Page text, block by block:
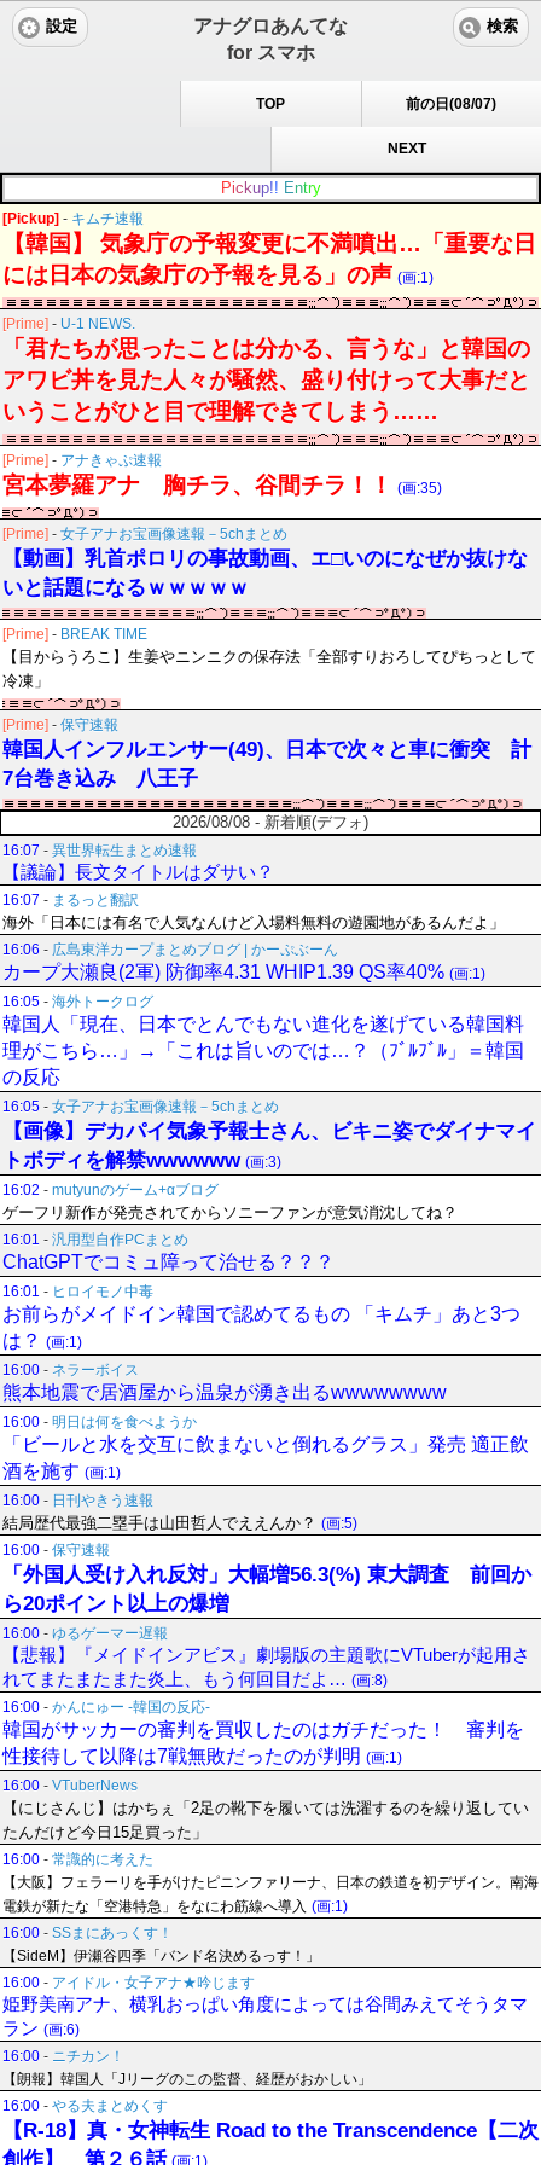
アナグロあんてな
for スマホ
設定 検索
TOP 前の日(08/07)
NEXT
Pic kup!! Entry
[Pickup] - キムチ速報
【韓国】 気象庁の予報変更に不満噴出…「重要な日
には日本の気象庁の予報を見る」の声 (画:1)
[Prime] - U-1 NEWS.
「君たちが思ったことは分かる、言うな」と韓国の
アワビ丼を見た人々が騒然、盛り付けって大事だと
いうことがひと目で理解できてしまう……
[Prime] - アナきゃぷ速報
宮本夢羅アナ 胸チラ、谷間チラ！！ (画:35)
[Prime] - 女子アナお宝画像速報－5chまとめ
【動画】乳首ポロリの事故動画、エ□いのになぜか抜けな
いと話題になるｗｗｗｗｗ
[Prime] - BREAK TIME
【目からうろこ】生姜やニンニクの保存法「全部すりおろしてぴちっとして
冷凍」
[Prime] - 保守速報
韓国人インフルエンサー(49)、日本で次々と車に衝突 計
7台巻き込み 八王子
2026/08/08 - 新着順(デフォ)
16:07 - 異世界転生まとめ速報
【議論】長文タイトルはダサい？
16:07 - まるっと翻訳
海外「日本には有名で人気なんけど入場料無料の遊園地があるんだよ」
16:06 - 広島東洋カープまとめブログ | かーぷぶーん
カープ大瀬良(2軍) 防御率4.31 WHIP1.39 QS率40% (画:1)
16:05 - 海外トークログ
韓国人「現在、日本でとんでもない進化を遂げている韓国料
理がこちら…」→「これは旨いのでは…？（ﾌﾞﾙﾌﾞﾙ」＝韓国
の反応
16:05 - 女子アナお宝画像速報－5chまとめ
【画像】デカパイ気象予報士さん、ビキニ姿でダイナマイ
トボディを解禁wwwwww (画:3)
16:02 - mutyunのゲーム+αブログ
ゲーフリ新作が発売されてからソニーファンが意気消沈してね？
16:01 - 汎用型自作PCまとめ
ChatGPTでコミュ障って治せる？？？
16:01 - ヒロイモノ中毒
お前らがメイドイン韓国で認めてるもの 「キムチ」あと3つ
は？ (画:1)
16:00 - ネラーボイス
熊本地震で居酒屋から温泉が湧き出るwwwwwwww
16:00 - 明日は何を食べようか
「ビールと水を交互に飲まないと倒れるグラス」発売 適正飲
酒を施す (画:1)
16:00 - 日刊やきう速報
結局歴代最強二塁手は山田哲人でええんか？ (画:5)
16:00 - 保守速報
「外国人受け入れ反対」大幅増56.3(%) 東大調査 前回か
ら20ポイント以上の爆増
16:00 - ゆるゲーマー遅報
【悲報】『メイドインアビス』劇場版の主題歌にVTuberが起用さ
れてまたまたまた炎上、もう何回目だよ… (画:8)
16:00 - かんにゅー -韓国の反応-
韓国がサッカーの審判を買収したのはガチだった！ 審判を
性接待して以降は7戦無敗だったのが判明 (画:1)
16:00 - VTuberNews
【にじさんじ】はかちぇ「2足の靴下を履いては洗濯するのを繰り返してい
たんだけど今日15足買った」
16:00 - 常識的に考えた
【大阪】フェラーリを手がけたピニンファリーナ、日本の鉄道を初デザイン。南海
電鉄が新たな「空港特急」をなにわ筋線へ導入 (画:1)
16:00 - SSまにあっくす！
【SideM】伊瀬谷四季「バンド名決めるっす！」
16:00 - アイドル・女子アナ★吟じます
姫野美南アナ、横乳おっぱい角度によっては谷間みえてそうタマ
ラン (画:6)
16:00 - ニチカン！
【朗報】韓国人「Jリーグのこの監督、経歴がおかしい」
16:00 - やる夫まとめくす
【R-18】真・女神転生 Road to the Transcendence【二次
創作】 第２６話 (画:1)